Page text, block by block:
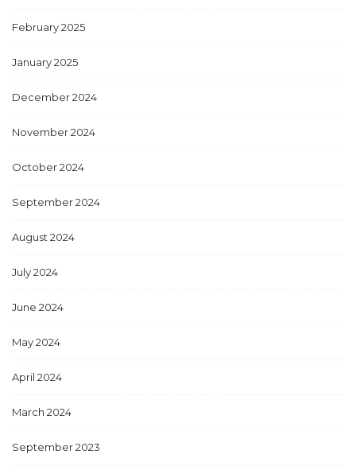
February 2025
January 2025
December 2024
November 2024
October 2024
September 2024
August 2024
July 2024
June 2024
May 2024
April 2024
March 2024
September 2023